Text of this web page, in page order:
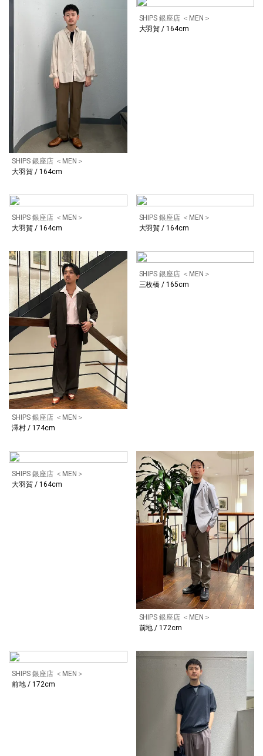
SHIPS 銀座店 ＜MEN＞
大羽賀 / 164cm
SHIPS 銀座店 ＜MEN＞
大羽賀 / 164cm
SHIPS 銀座店 ＜MEN＞
大羽賀 / 164cm
SHIPS 銀座店 ＜MEN＞
大羽賀 / 164cm
SHIPS 銀座店 ＜MEN＞
澤村 / 174cm
SHIPS 銀座店 ＜MEN＞
三枚橋 / 165cm
SHIPS 銀座店 ＜MEN＞
大羽賀 / 164cm
SHIPS 銀座店 ＜MEN＞
前地 / 172cm
SHIPS 銀座店 ＜MEN＞
前地 / 172cm